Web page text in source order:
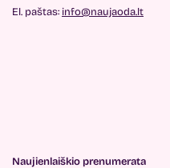
El. paštas: info@naujaoda.lt
Naujienlaiškio prenumerata